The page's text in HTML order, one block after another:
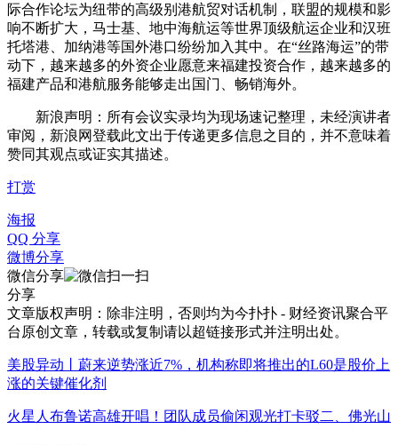
际合作论坛为纽带的高级别港航贸对话机制，联盟的规模和影
响不断扩大，马士基、地中海航运等世界顶级航运企业和汉班
托塔港、加纳港等国外港口纷纷加入其中。在“丝路海运”的带
动下，越来越多的外资企业愿意来福建投资合作，越来越多的
福建产品和港航服务能够走出国门、畅销海外。
新浪声明：所有会议实录均为现场速记整理，未经演讲者
审阅，新浪网登载此文出于传递更多信息之目的，并不意味着
赞同其观点或证实其描述。
打赏
海报
QQ 分享
微博分享
微信分享
分享
文章版权声明：除非注明，否则均为今扑扑 - 财经资讯聚合平
台 原创文章，转载或复制请以超链接形式并注明出处。
美股异动丨蔚来逆势涨近7%，机构称即将推出的L60是股价上
涨的关键催化剂
火星人布鲁诺高雄开唱！团队成员偷闲观光打卡驳二、佛光山